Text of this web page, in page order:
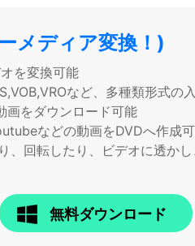
メディア変換！)
を変換可能
など、多種類形式の
画をダウンロード可能
などの動画をDVDへ作成
、回転したり、ビデオに透か
無料ダウンロード